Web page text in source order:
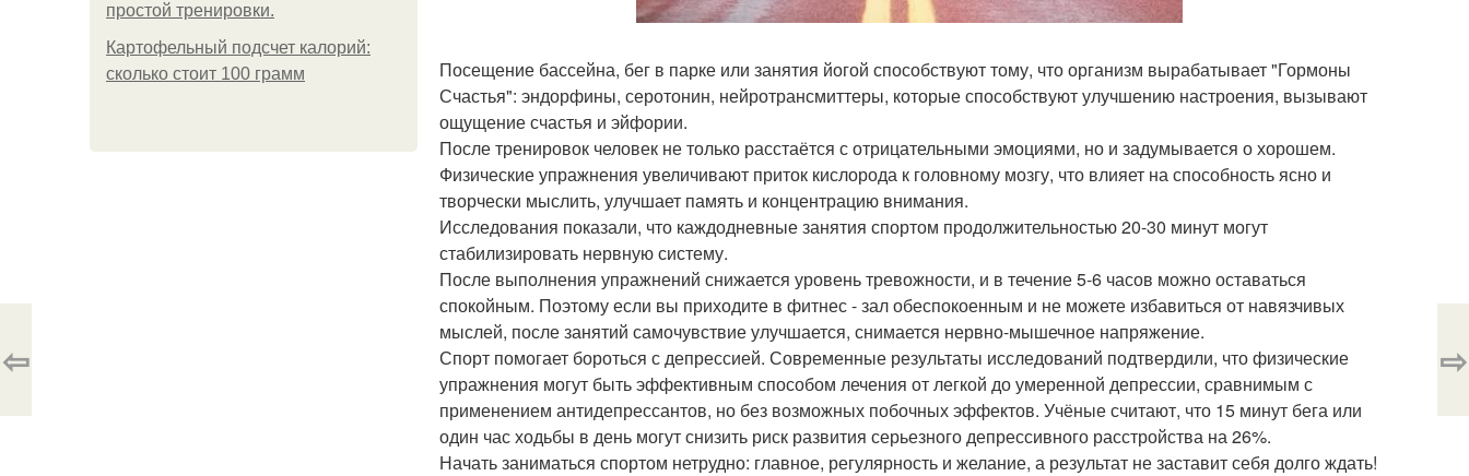
простой тренировки.
Картофельный подсчет калорий:
сколько стоит 100 грамм
Посещение бассейна, бег в парке или занятия йогой способствуют тому, что организм вырабатывает "Гормоны
Счастья": эндорфины, серотонин, нейротрансмиттеры, которые способствуют улучшению настроения, вызывают
ощущение счастья и эйфории.
После тренировок человек не только расстаётся с отрицательными эмоциями, но и задумывается о хорошем.
Физические упражнения увеличивают приток кислорода к головному мозгу, что влияет на способность ясно и
творчески мыслить, улучшает память и концентрацию внимания.
Исследования показали, что каждодневные занятия спортом продолжительностью 20-30 минут могут
стабилизировать нервную систему.
После выполнения упражнений снижается уровень тревожности, и в течение 5-6 часов можно оставаться
спокойным. Поэтому если вы приходите в фитнес - зал обеспокоенным и не можете избавиться от навязчивых
мыслей, после занятий самочувствие улучшается, снимается нервно-мышечное напряжение.
Спорт помогает бороться с депрессией. Современные результаты исследований подтвердили, что физические
упражнения могут быть эффективным способом лечения от легкой до умеренной депрессии, сравнимым с
применением антидепрессантов, но без возможных побочных эффектов. Учёные считают, что 15 минут бега или
один час ходьбы в день могут снизить риск развития серьезного депрессивного расстройства на 26%.
Начать заниматься спортом нетрудно: главное, регулярность и желание, а результат не заставит себя долго ждать!
⇦ ⇨